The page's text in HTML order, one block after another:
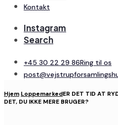
Kontakt
Instagram
Search
+45 30 22 29 86Ring til os
Hjem LoppemarkedER DET TID AT
DET, DU IKKE MERE BRUGER?